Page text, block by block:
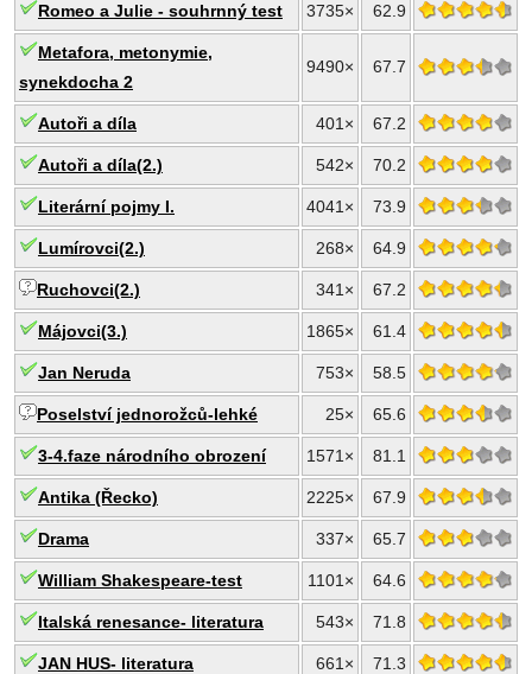
Romeo a Julie - souhrnný test 3735× 62.9
Metafora, metonymie,
synekdocha 2
9490× 67.7
Autoři a díla 401× 67.2
Autoři a díla(2.) 542× 70.2
Literární pojmy I. 4041× 73.9
Lumírovci(2.) 268× 64.9
Ruchovci(2.) 341× 67.2
Májovci(3.) 1865× 61.4
Jan Neruda 753× 58.5
Poselství jednorožců-lehké 25× 65.6
3-4.faze národního obrození 1571× 81.1
Antika (Řecko) 2225× 67.9
Drama 337× 65.7
William Shakespeare-test 1101× 64.6
Italská renesance- literatura 543× 71.8
JAN HUS- literatura 661× 71.3